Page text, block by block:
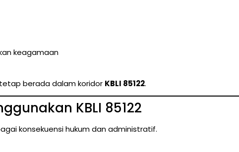
keagamaan
berada dalam koridor KBLI 85122.
KBLI 85122
konsekuensi hukum dan administratif.